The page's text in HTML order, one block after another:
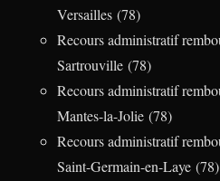
Versailles (78)
Recours administratif
Sartrouville (78)
Recours administratif
Mantes-la-Jolie (78)
Recours administratif
Saint-Germain-en-Laye (78)